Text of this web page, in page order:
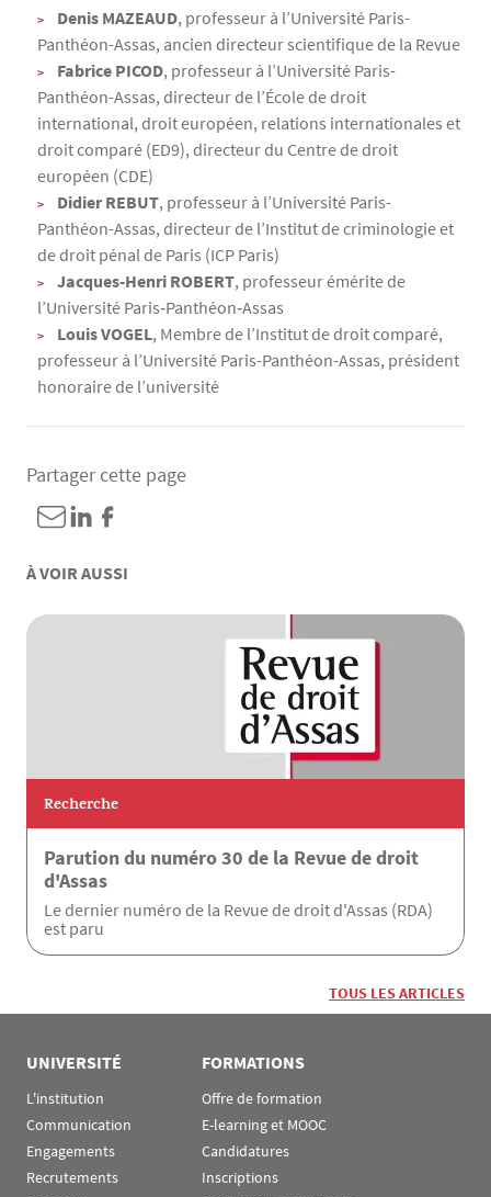
Denis MAZEAUD, professeur à l’Université Paris-
Panthéon-Assas, ancien directeur scientifique de la Revue
Fabrice PICOD, professeur à l’Université Paris-
Panthéon-Assas, directeur de l’École de droit
international, droit européen, relations internationales et
droit comparé (ED9), directeur du Centre de droit
européen (CDE)
Didier REBUT, professeur à l’Université Paris-
Panthéon-Assas, directeur de l’Institut de criminologie et
de droit pénal de Paris (ICP Paris)
Jacques-Henri ROBERT, professeur émérite de
l’Université Paris‐Panthéon‐Assas
Louis VOGEL, Membre de l’Institut de droit comparé,
professeur à l’Université Paris-Panthéon-Assas, président
honoraire de l’université
Partager cette page
À VOIR AUSSI
Recherche
Parution du numéro 30 de la Revue de droit
d'Assas
Le dernier numéro de la Revue de droit d'Assas (RDA)
est paru
TOUS LES ARTICLES
UNIVERSITÉ
L'institution
Communication
Engagements
Recrutements
FORMATIONS
Offre de formation
E-learning et MOOC
Candidatures
Inscriptions